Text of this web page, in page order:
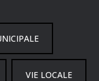
VIE LOCALE